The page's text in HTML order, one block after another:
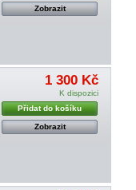
Zobrazit
1 300 Kč
K dispozici
Přidat do košíku
Zobrazit